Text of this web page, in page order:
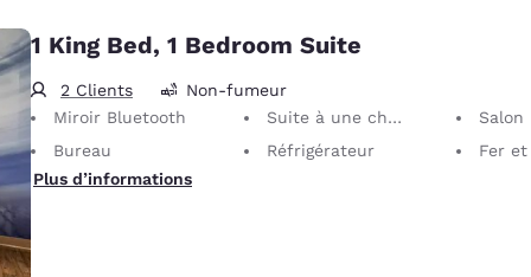
1 King Bed, 1 Bedroom Suite
2 Clients
Non-fumeur
Miroir Bluetooth
Suite à une chambre
Salon
Bureau
Réfrigérateur
Fer et
Plus d’informations